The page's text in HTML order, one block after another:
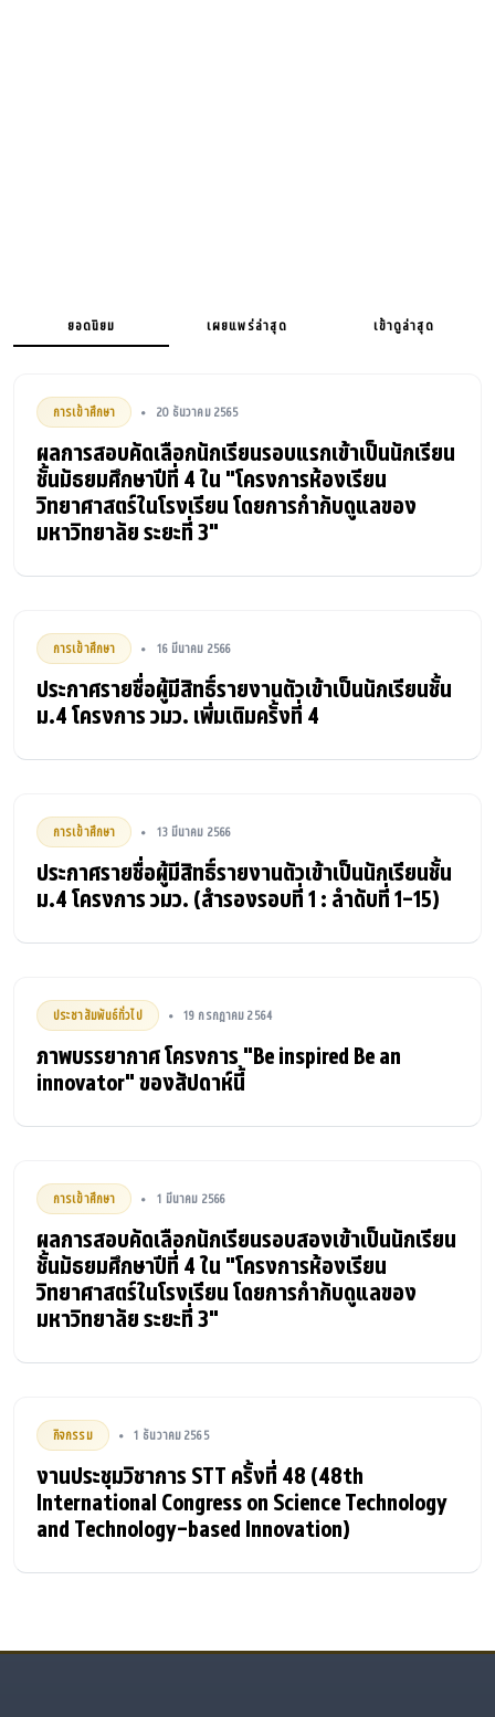
ยอดนิยม เผยแพร่ล่าสุด เข้าดูล่าสุด
การเข้าศึกษา • 20 ธันวาคม 2565
ผลการสอบคัดเลือกนักเรียนรอบแรกเข้าเป็นนักเรียน
ชั้นมัธยมศึกษาปีที่ 4 ใน "โครงการห้องเรียน
วิทยาศาสตร์ในโรงเรียน โดยการกำกับดูแลของ
มหาวิทยาลัย ระยะที่ 3"
การเข้าศึกษา • 16 มีนาคม 2566
ประกาศรายชื่อผู้มีสิทธิ์รายงานตัวเข้าเป็นนักเรียนชั้น
ม.4 โครงการ วมว. เพิ่มเติมครั้งที่ 4
การเข้าศึกษา • 13 มีนาคม 2566
ประกาศรายชื่อผู้มีสิทธิ์รายงานตัวเข้าเป็นนักเรียนชั้น
ม.4 โครงการ วมว. (สำรองรอบที่ 1 : ลำดับที่ 1-15)
ประชาสัมพันธ์ทั่วไป • 19 กรกฎาคม 2564
ภาพบรรยากาศ โครงการ "Be inspired Be an
innovator" ของสัปดาห์นี้
การเข้าศึกษา • 1 มีนาคม 2566
ผลการสอบคัดเลือกนักเรียนรอบสองเข้าเป็นนักเรียน
ชั้นมัธยมศึกษาปีที่ 4 ใน "โครงการห้องเรียน
วิทยาศาสตร์ในโรงเรียน โดยการกำกับดูแลของ
มหาวิทยาลัย ระยะที่ 3"
กิจกรรม • 1 ธันวาคม 2565
งานประชุมวิชาการ STT ครั้งที่ 48 (48th
International Congress on Science Technology
and Technology-based Innovation)